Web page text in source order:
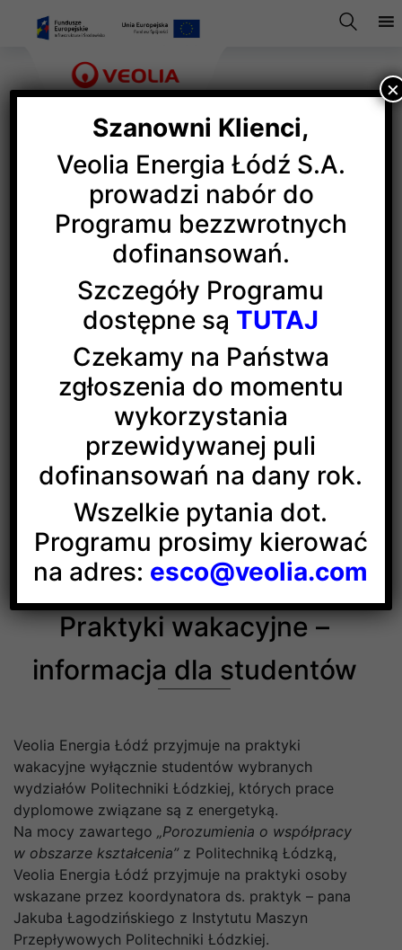
Praktykuj w Łodzi
Veolia Energia Łódź jest partnerem tegorocznej
edycji projektu „Praktykuj w Łodzi – staże
wakacyjne 2018”
Praktyki wakacyjne –
informacja dla studentów
Veolia Energia Łódź przyjmuje na praktyki
wakacyjne wyłącznie studentów wybranych
wydziałów Politechniki Łódzkiej, których prace
dyplomowe związane są z energetyką.
Na mocy zawartego „Porozumienia o współpracy
w obszarze kształcenia” z Politechniką Łódzką,
Veolia Energia Łódź przyjmuje na praktyki osoby
wskazane przez koordynatora ds. praktyk – pana
Jakuba Łagodzińskiego z Instytutu Maszyn
Przepływowych Politechniki Łódzkiej.
Szanowni Klienci,
Veolia Energia Łódź S.A.
prowadzi nabór do
Programu bezzwrotnych
dofinansowań.
Szczegóły Programu
dostępne są TUTAJ
Czekamy na Państwa
zgłoszenia do momentu
wykorzystania
przewidywanej puli
dofinansowań na dany rok.
Wszelkie pytania dot.
Programu prosimy kierować
na adres: esco@veolia.com
×